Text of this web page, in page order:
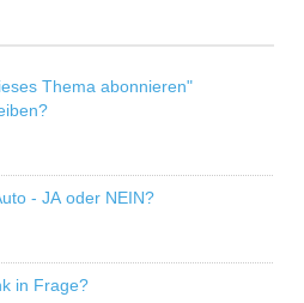
Thema abonnieren"
- JA oder NEIN?
in Frage?